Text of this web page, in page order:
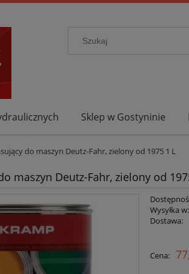
Sklep w Gostyninie
do maszyn Deutz-Fahr, zielony od 1975 1 L
maszyn Deutz-Fahr, zielony od
Wysyłka w:
Dostawa:
Cena: